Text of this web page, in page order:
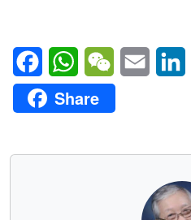
FacebookWhatsAppWeChatEmail
Share